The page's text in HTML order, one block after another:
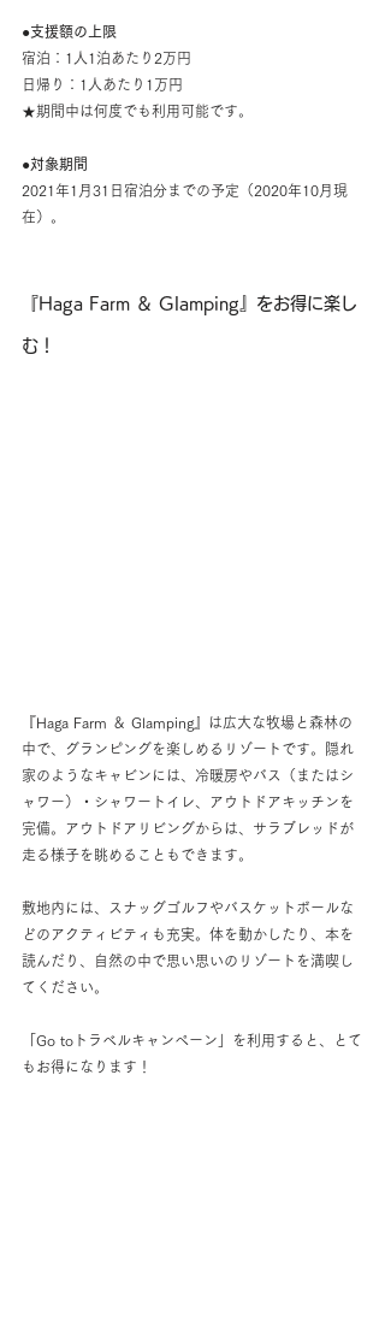
●支援額の上限
宿泊：1人1泊あたり2万円
日帰り：1人あたり1万円
★期間中は何度でも利用可能です。
●対象期間
2021年1月31日宿泊分までの予定（2020年10月現
在）。
『Haga Farm ＆ Glamping』をお得に楽し
む！
『Haga Farm ＆ Glamping』は広大な牧場と森林の
中で、グランピングを楽しめるリゾートです。隠れ
家のようなキャビンには、冷暖房やバス（またはシ
ャワー）・シャワートイレ、アウトドアキッチンを
完備。アウトドアリビングからは、サラブレッドが
走る様子を眺めることもできます。
敷地内には、スナッグゴルフやバスケットボールな
どのアクティビティも充実。体を動かしたり、本を
読んだり、自然の中で思い思いのリゾートを満喫し
てください。
「Go toトラベルキャンペーン」を利用すると、とて
もお得になります！